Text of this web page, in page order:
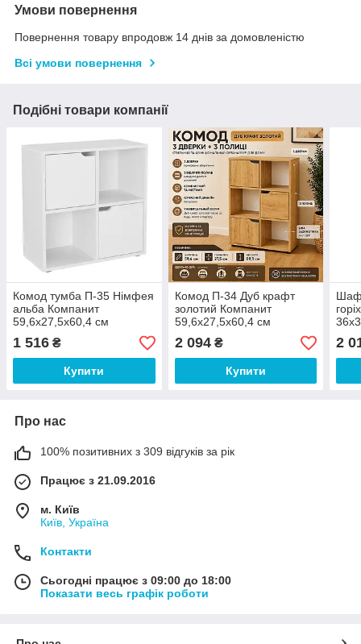
Умови повернення
Повернення товару впродовж 14 днів за домовленістю
Всі умови повернення
Подібні товари компанії
Комод тумба П-35 Німфея
альба Компанит
59,6х27,5х60,4 см
1 516 ₴
Купити
Комод П-34 Дуб крафт
золотий Компанит
59,6х27,5х60,4 см
2 094₴
Купити
2
Про нас
100% позитивних з 309 відгуків за рік
Працює з 21.09.2016
м. Київ
Київ, Україна
Контакти
Сьогодні працює з 09:00 до 18:00
Показати весь графік роботи